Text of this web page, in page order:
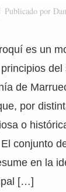
Publicado por
es un
del
de
por
o
conjunto
en la
[…]